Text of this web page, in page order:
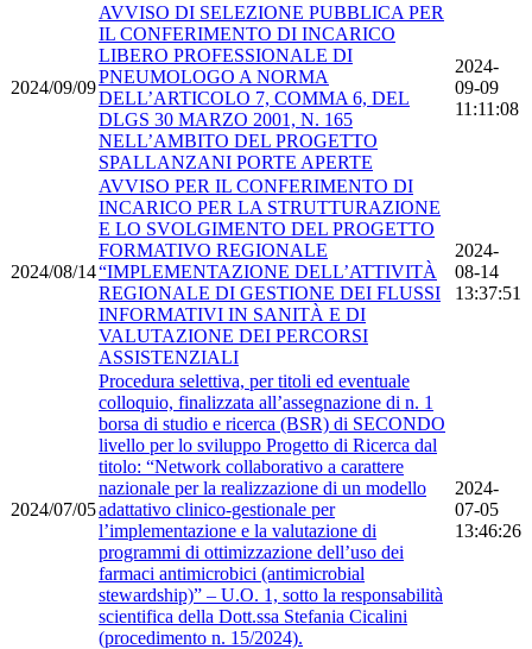
2024/09/09
AVVISO DI SELEZIONE PUBBLICA PER
IL CONFERIMENTO DI INCARICO
LIBERO PROFESSIONALE DI
PNEUMOLOGO A NORMA
DELL’ARTICOLO 7, COMMA 6, DEL
DLGS 30 MARZO 2001, N. 165
NELL’AMBITO DEL PROGETTO
SPALLANZANI PORTE APERTE
2024-
09-09
11:11:08
2024/08/14
AVVISO PER IL CONFERIMENTO DI
INCARICO PER LA STRUTTURAZIONE
E LO SVOLGIMENTO DEL PROGETTO
FORMATIVO REGIONALE
“IMPLEMENTAZIONE DELL’ATTIVITÀ
REGIONALE DI GESTIONE DEI FLUSSI
INFORMATIVI IN SANITÀ E DI
VALUTAZIONE DEI PERCORSI
ASSISTENZIALI
2024-
08-14
13:37:51
2024/07/05
Procedura selettiva, per titoli ed eventuale
colloquio, finalizzata all’assegnazione di n. 1
borsa di studio e ricerca (BSR) di SECONDO
livello per lo sviluppo Progetto di Ricerca dal
titolo: “Network collaborativo a carattere
nazionale per la realizzazione di un modello
adattativo clinico-gestionale per
l’implementazione e la valutazione di
programmi di ottimizzazione dell’uso dei
farmaci antimicrobici (antimicrobial
stewardship)” – U.O. 1, sotto la responsabilità
scientifica della Dott.ssa Stefania Cicalini
(procedimento n. 15/2024).
2024-
07-05
13:46:26